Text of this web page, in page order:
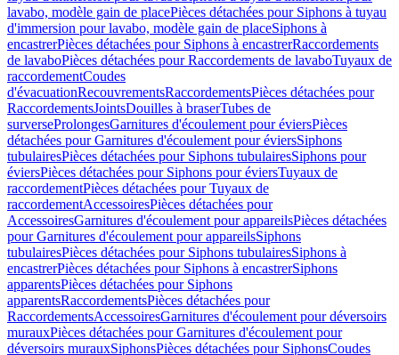
lavabo, modèle gain de placePièces détachées pour Siphons à tuyau
d'immersion pour lavabo, modèle gain de placeSiphons à
encastrerPièces détachées pour Siphons à encastrerRaccordements
de lavaboPièces détachées pour Raccordements de lavaboTuyaux de
raccordementCoudes
d'évacuationRecouvrementsRaccordementsPièces détachées pour
RaccordementsJointsDouilles à braserTubes de
surverseProlongesGarnitures d'écoulement pour éviersPièces
détachées pour Garnitures d'écoulement pour éviersSiphons
tubulairesPièces détachées pour Siphons tubulairesSiphons pour
éviersPièces détachées pour Siphons pour éviersTuyaux de
raccordementPièces détachées pour Tuyaux de
raccordementAccessoiresPièces détachées pour
AccessoiresGarnitures d'écoulement pour appareilsPièces détachées
pour Garnitures d'écoulement pour appareilsSiphons
tubulairesPièces détachées pour Siphons tubulairesSiphons à
encastrerPièces détachées pour Siphons à encastrerSiphons
apparentsPièces détachées pour Siphons
apparentsRaccordementsPièces détachées pour
RaccordementsAccessoiresGarnitures d'écoulement pour déversoirs
murauxPièces détachées pour Garnitures d'écoulement pour
déversoirs murauxSiphonsPièces détachées pour SiphonsCoudes